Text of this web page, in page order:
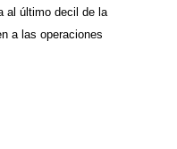
al último decil de la
a las operaciones